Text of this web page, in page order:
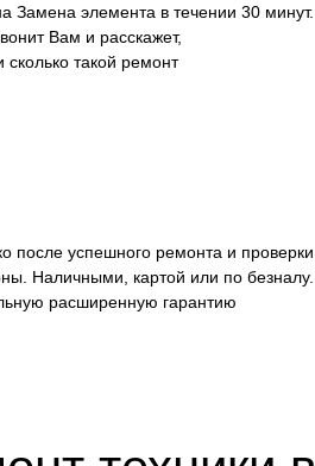
Замена элемента в течении 30 минут.
Вам и расскажет,
сколько такой ремонт
после успешного ремонта и проверки
Наличными, картой или по безналу.
расширенную гарантию